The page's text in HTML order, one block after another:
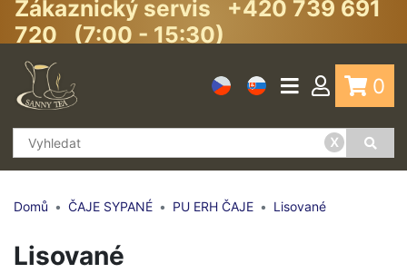
Zákaznický servis +420 739 691
720 (7:00 - 15:30)
x
0
Domů ČAJE SYPANÉ PU ERH ČAJE Lisované
Lisované